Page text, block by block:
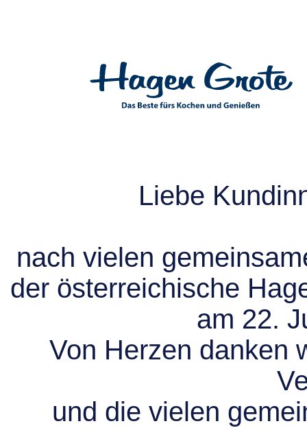
Liebe
nach vielen
der österreichische
am 22.
Von Herzen danken
und die vielen